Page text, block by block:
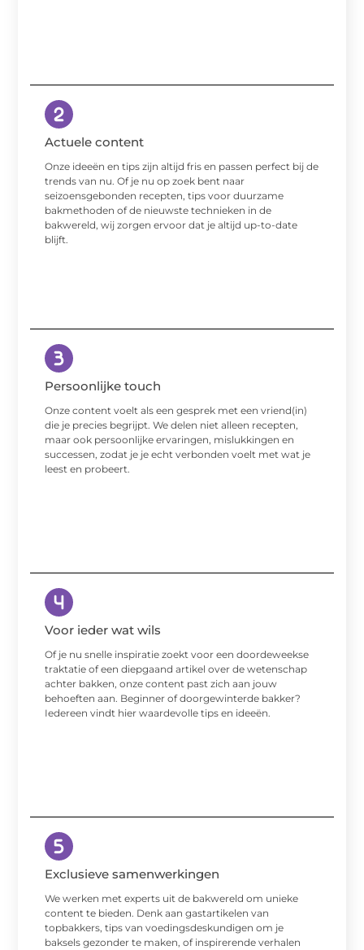
Actuele content
Onze ideeën en tips zijn altijd fris en passen perfect bij de
trends van nu. Of je nu op zoek bent naar
seizoensgebonden recepten, tips voor duurzame
bakmethoden of de nieuwste technieken in de
bakwereld, wij zorgen ervoor dat je altijd up-to-date
blijft.
Persoonlijke touch
Onze content voelt als een gesprek met een vriend(in)
die je precies begrijpt. We delen niet alleen recepten,
maar ook persoonlijke ervaringen, mislukkingen en
successen, zodat je je echt verbonden voelt met wat je
leest en probeert.
Voor ieder wat wils
Of je nu snelle inspiratie zoekt voor een doordeweekse
traktatie of een diepgaand artikel over de wetenschap
achter bakken, onze content past zich aan jouw
behoeften aan. Beginner of doorgewinterde bakker?
Iedereen vindt hier waardevolle tips en ideeën.
Exclusieve samenwerkingen
We werken met experts uit de bakwereld om unieke
content te bieden. Denk aan gastartikelen van
topbakkers, tips van voedingsdeskundigen om je
baksels gezonder te maken, of inspirerende verhalen